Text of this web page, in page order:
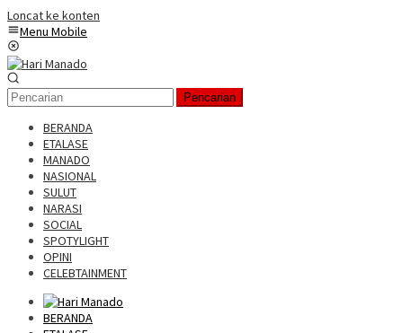
Loncat ke konten
Menu Mobile
Pencarian
BERANDA
ETALASE
MANADO
NASIONAL
SULUT
NARASI
SOCIAL
SPOTYLIGHT
OPINI
CELEBTAINMENT
BERANDA